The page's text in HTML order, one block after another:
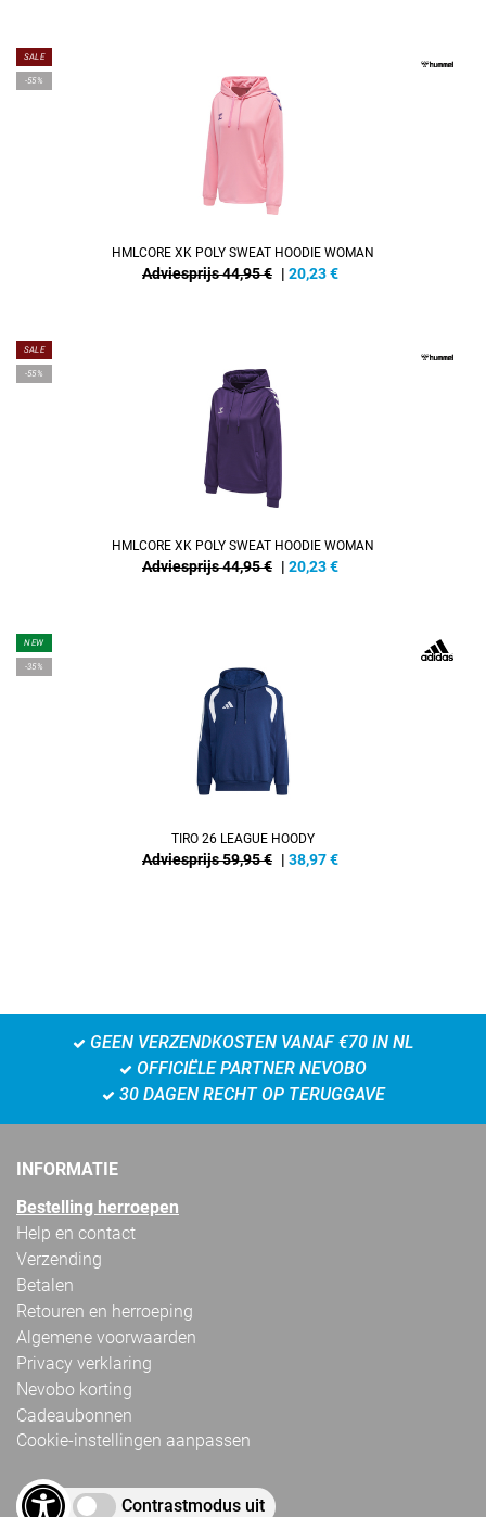
SALE
-55%
HMLCORE XK POLY SWEAT HOODIE WOMAN
Adviesprijs 44,95 € | 20,23€
SALE
-55%
HMLCORE XK POLY SWEAT HOODIE WOMAN
Adviesprijs 44,95 € | 20,23€
NEW
-35%
TIRO 26 LEAGUE HOODY
Adviesprijs 59,95 € | 38,97€
GEEN VERZENDKOSTEN VANAF €70 IN NL
OFFICIËLE PARTNER NEVOBO
30 DAGEN RECHT OP TERUGGAVE
INFORMATIE
Bestelling herroepen
Help en contact
Verzending
Betalen
Retouren en herroeping
Algemene voorwaarden
Privacy verklaring
Nevobo korting
Cadeaubonnen
Cookie-instellingen aanpassen
Contrastmodus uit